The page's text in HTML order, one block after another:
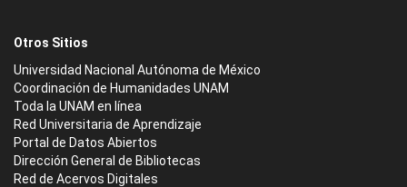
Otros Sitios
Universidad Nacional Autónoma de México
Coordinación de Humanidades UNAM
Toda la UNAM en línea
Red Universitaria de Aprendizaje
Portal de Datos Abiertos
Dirección General de Bibliotecas
Red de Acervos Digitales